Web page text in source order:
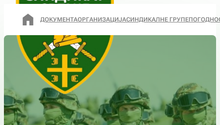
ДОКУМЕНТАОРГАНИЗАЦИЈАСИНДИКАЛНЕ ГРУПЕ